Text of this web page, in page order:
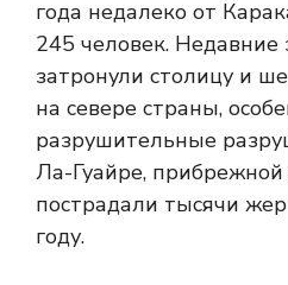
года недалеко от
245 человек. Недавние
затронули столицу и
на севере страны,
разрушительные
Ла-Гуайре, прибрежной
пострадали тысячи
году.